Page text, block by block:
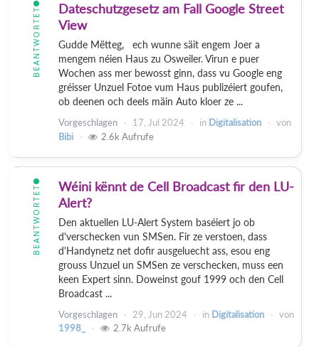
BEANTWORTET
Dateschutzgesetz am Fall Google Street
View
Gudde Mëtteg, ech wunne säit engem Joer a
mengem néien Haus zu Osweiler. Virun e puer
Wochen ass mer bewosst ginn, dass vu Google eng
gréisser Unzuel Fotoe vum Haus publizéiert goufen,
ob deenen och deels mäin Auto kloer ze ...
Vorgeschlagen 17, Jul 2024 in Digitalisation
von
Bibi
2.6k Aufrufe
BEANTWORTET
Wéini kënnt de Cell Broadcast fir den LU-
Alert?
Den aktuellen LU-Alert System baséiert jo ob
d'verschecken vun SMSen. Fir ze verstoen, dass
d'Handynetz net dofir ausgeluecht ass, esou eng
grouss Unzuel un SMSen ze verschecken, muss een
keen Expert sinn. Doweinst gouf 1999 och den Cell
Broadcast ...
Vorgeschlagen 29, Jun 2024 in Digitalisation
von
1998_
2.7k Aufrufe